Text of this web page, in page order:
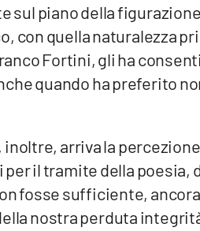
piano della
con quella naturalezza
Fortini, gli ha
quando ha preferito
inoltre, arriva la
il tramite della poesia,
fosse sufficiente,
nostra perduta